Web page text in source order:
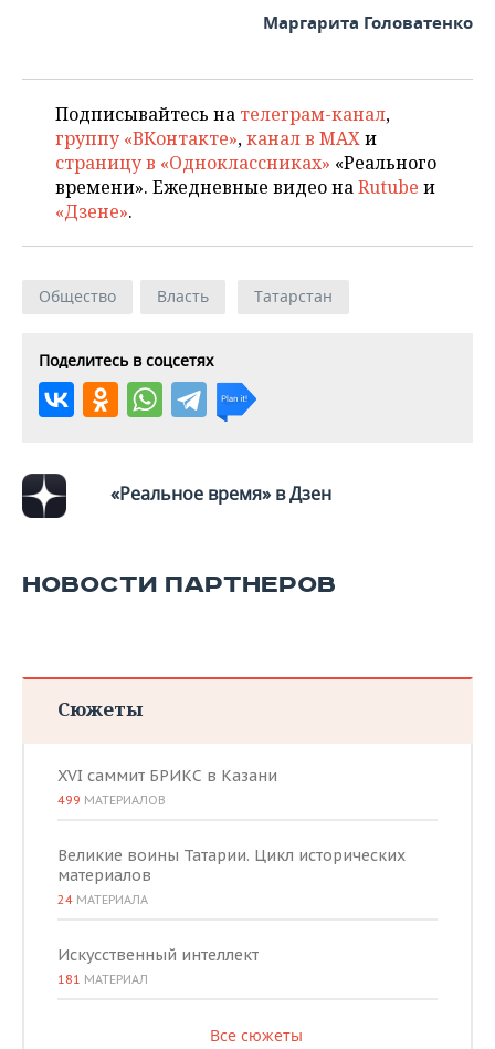
КИБЕРСПОРТ
ФИГУРНОЕ КАТАНИЕ
ВОДНЫЕ ВИДЫ СПОРТА
ХОККЕЙ С МЯЧОМ
КУЛЬТУРА
МЕДИЦИНА
ОБРАЗОВАНИЕ
ПРОИСШЕСТВИЯ
СПИСОК КОМПАНИЙ
Маргарита Головатенко
Подписывайтесь на телеграм-канал,
группу «ВКонтакте»,канал в MAXи
страницу в «Одноклассниках» «Реального
времени». Ежедневные видео наRutube и
«Дзене».
Общество Власть Татарстан
Поделитесь в соцсетях
«Реальное время» в Дзен
НОВОСТИ ПАРТНЕРОВ
Сюжеты
XVI саммит БРИКС в Казани
499 МАТЕРИАЛОВ
Великие воины Татарии. Цикл исторических
материалов
24 МАТЕРИАЛА
Искусственный интеллект
181 МАТЕРИАЛ
Все сюжеты